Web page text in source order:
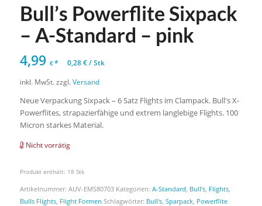
Bull’s Powerflite Sixpack
– A-Standard – pink
4,99 €* 0,28€/Stk
inkl. MwSt. zzgl. Versand
Neue Verpackung Sixpack – 6 Satz Flights im Clampack. Bull's X-
Powerflites, strapazierfähige und extrem langlebige Flights. 100
Micron starkes Material.
Nicht vorrätig
Produkt enthält: 18 Stk
Artikelnummer: AUV-EMS80703 Kategorien: A-Standard Bull's, Flights,
Bulls Flights, Flight Formen Schlagwörter: Bull's, Sparpack, Powerflite